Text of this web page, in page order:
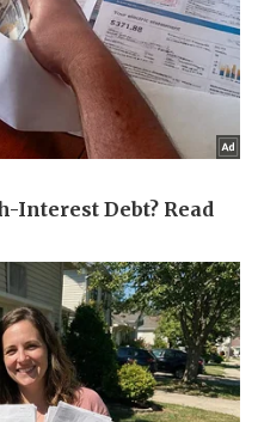
Nhà đẹp
Blog
Tình yêu - Gia đình